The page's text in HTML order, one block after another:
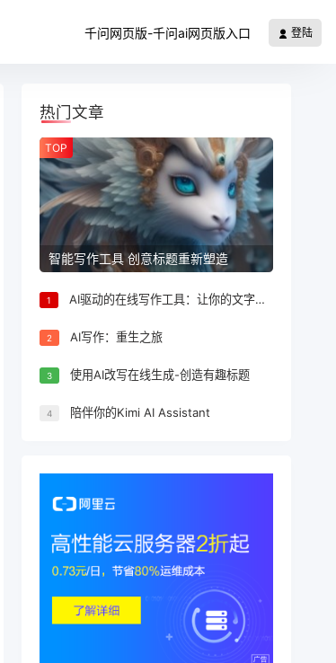
千问网页版-千问ai网页版入口 登陆
热门文章
TOP
智能写作工具 创意标题重新塑造
1 AI驱动的在线写作工具：让你的文字更出色
2 AI写作：重生之旅
3 使用AI改写在线生成-创造有趣标题
4 陪伴你的Kimi AI Assistant